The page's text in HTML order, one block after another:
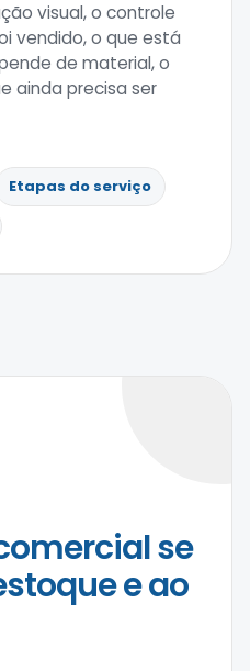
visual, o controle
vendido, o que está
de material, o
ainda precisa ser
Etapas do serviço
se
e ao